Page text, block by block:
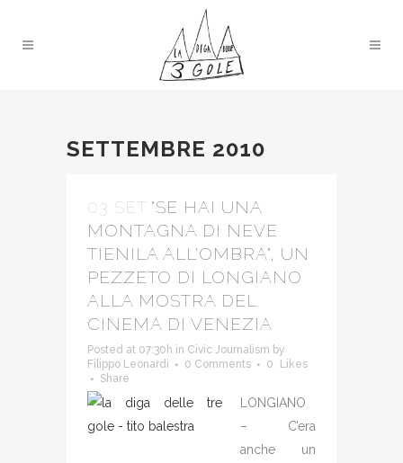
SETTEMBRE 2010
03 SET "SE HAI UNA
MONTAGNA DI NEVE
TIENILA ALL'OMBRA", UN
PEZZETO DI LONGIANO
ALLA MOSTRA DEL
CINEMA DI VENEZIA
Posted at 07:30h in Civic Journalism by
Filippo Leonardi
0 Comments 0
Likes
Share
LONGIANO
– C’era
anche un